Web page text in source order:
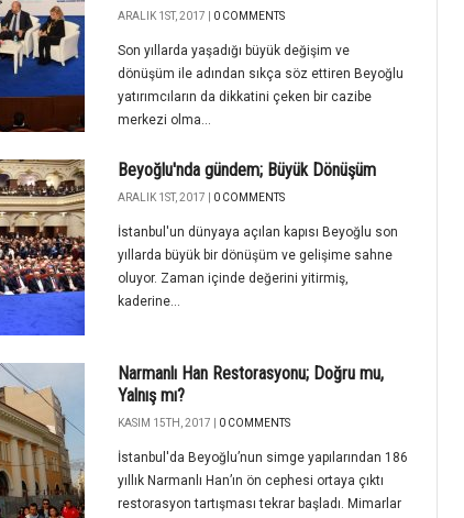
ARALIK 1ST, 2017 | 0 COMMENTS
Son yıllarda yaşadığı büyük değişim ve
dönüşüm ile adından sıkça söz ettiren Beyoğlu
yatırımcıların da dikkatini çeken bir cazibe
merkezi olma...
Beyoğlu'nda gündem; Büyük Dönüşüm
ARALIK 1ST, 2017 | 0 COMMENTS
İstanbul'un dünyaya açılan kapısı Beyoğlu son
yıllarda büyük bir dönüşüm ve gelişime sahne
oluyor. Zaman içinde değerini yitirmiş,
kaderine...
Narmanlı Han Restorasyonu; Doğru mu,
Yalnış mı?
KASIM 15TH, 2017 | 0 COMMENTS
İstanbul'da Beyoğlu’nun simge yapılarından 186
yıllık Narmanlı Han’ın ön cephesi ortaya çıktı
restorasyon tartışması tekrar başladı. Mimarlar